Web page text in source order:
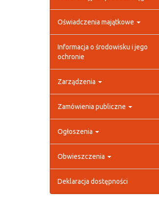
Oświadczenia majątkowe
Informacja o środowisku i jego
ochronie
Zarządzenia
Zamówienia publiczne
Ogłoszenia
Obwieszczenia
Deklaracja dostępności